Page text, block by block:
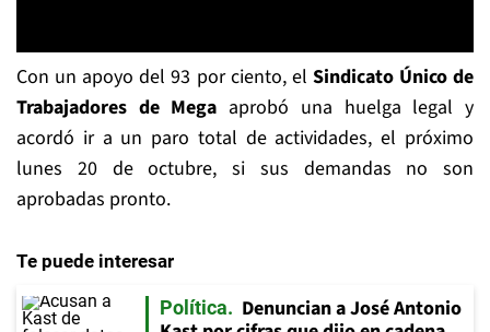
Con un apoyo del 93 por ciento, el Sindicato Único de
Trabajadores de Mega aprobó una huelga legal y
acordó ir a un paro total de actividades, el próximo
lunes 20 de octubre, si sus demandas no son
aprobadas pronto.
Te puede interesar
Política
Denuncian a José Antonio